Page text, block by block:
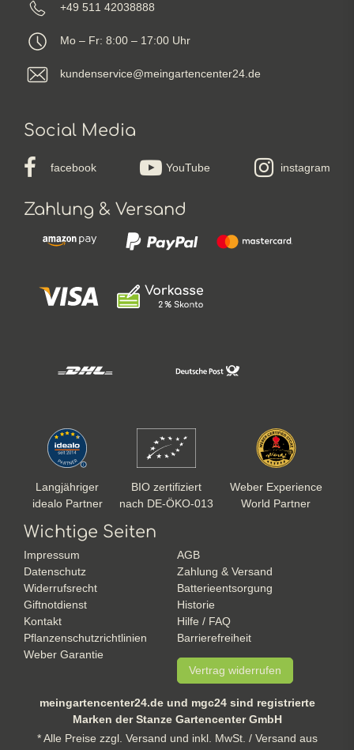
+49 511 42038888
Mo – Fr: 8:00 – 17:00 Uhr
kundenservice@meingartencenter24.de
Social Media
facebook YouTube instagram
Zahlung & Versand
Langjähriger
idealo Partner
BIO zertifiziert
nach DE-ÖKO-013
Weber Experience
World Partner
Wichtige Seiten
Impressum
AGB
Datenschutz
Zahlung & Versand
Widerrufsrecht
Batterieentsorgung
Giftnotdienst
Historie
Kontakt
Hilfe / FAQ
Pflanzenschutzrichtlinien
Barrierefreiheit
Weber Garantie
Vertrag widerrufen
meingartencenter24.de und mgc24 sind registrierte
Marken der Stanze Gartencenter GmbH
* Alle Preise zzgl. Versand und inkl. MwSt. / Versand aus